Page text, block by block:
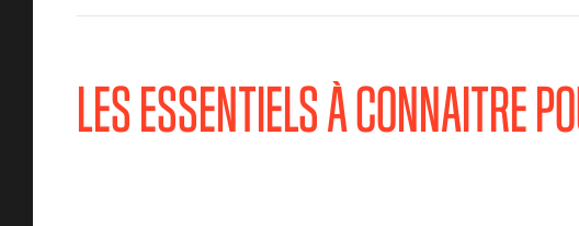
LES ESSENTIELS À CONNAITRE